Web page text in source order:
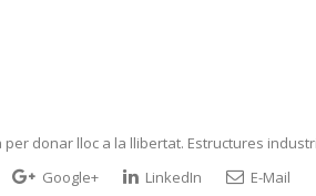
donar lloc a la llibertat. Estructures
Google+ LinkedIn E-Mail